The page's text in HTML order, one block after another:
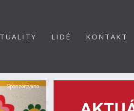
LIDÉ KONTAKT
Další
Sponzorováno